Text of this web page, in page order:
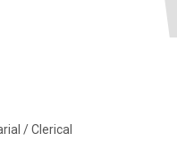
/ Clerical